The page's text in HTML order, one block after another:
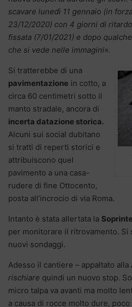
scavare lunedì 11 gennaio (in
23/12/2020) con 4 giorni di
fissata (7/01/2021) e dopo
che si vede nelle immagini».
Si tratterebbe di una
pavimentazione in cotto, a
circa 60 centimetri sotto il
manto stradale, ancora di
incerta datazione storica.
Alcuni sui social dubitano
si tratti di reperti storici e
attribuiscono quel
pavimento a una casa-
rudere di fine Ottocento,
posta all’incrocio di via Roma.
Intanto è stata allertata la
per monitorare il ritrovamento. Si
nuovi sondaggi.
Adesso il cantiere – appaltato alla
rischiare quindi un nuovo stop.
micro talpa va avanti ma molto
a causa di rocce molto dure,